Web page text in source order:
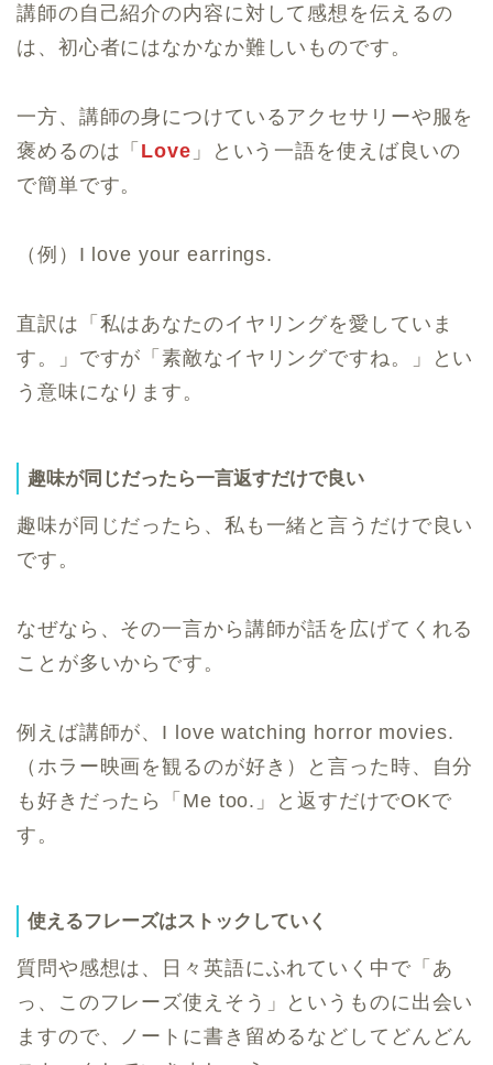
講師の自己紹介の内容に対して感想を伝えるの
は、初心者にはなかなか難しいものです。
一方、講師の身につけているアクセサリーや服を
褒めるのは「 Love 」という一語を使えば良いの
で簡単です。
（例）I love your earrings.
直訳は「私はあなたのイヤリングを愛していま
す。」ですが「素敵なイヤリングですね。」とい
う意味になります。
趣味が同じだったら一言返すだけで良い
趣味が同じだったら、私も一緒と言うだけで良い
です。
なぜなら、その一言から講師が話を広げてくれる
ことが多いからです。
例えば講師が、I love watching horror movies.
（ホラー映画を観るのが好き）と言った時、自分
も好きだったら「Me too.」と返すだけでOKで
す。
使えるフレーズはストックしていく
質問や感想は、日々英語にふれていく中で「あ
っ、このフレーズ使えそう」というものに出会い
ますので、ノートに書き留めるなどしてどんどん